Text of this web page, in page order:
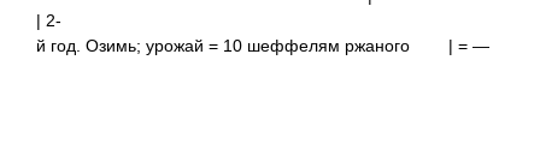
| 2-
й год. Озимь; урожай = 10 шеффелям ржаного
|